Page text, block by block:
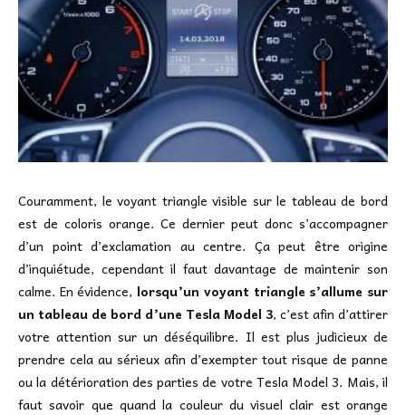
Couramment, le voyant triangle visible sur le tableau de bord
est de coloris orange. Ce dernier peut donc s’accompagner
d’un point d’exclamation au centre. Ça peut être origine
d’inquiétude, cependant il faut davantage de maintenir son
calme. En évidence, lorsqu’un voyant triangle s’allume sur
un tableau de bord d’une Tesla Model 3, c’est afin d’attirer
votre attention sur un déséquilibre. Il est plus judicieux de
prendre cela au sérieux afin d’exempter tout risque de panne
ou la détérioration des parties de votre Tesla Model 3. Mais, il
faut savoir que quand la couleur du visuel clair est orange